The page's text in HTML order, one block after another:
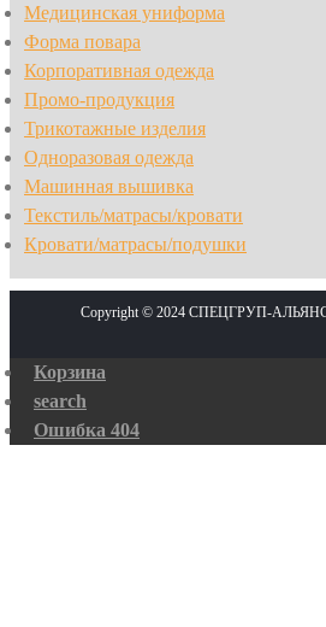
Медицинская униформа
Форма повара
Корпоративная одежда
Промо-продукция
Трикотажные изделия
Одноразовая одежда
Машинная вышивка
Текстиль/матрасы/кровати
Кровати/матрасы/подушки
Copyright © 2024 СПЕЦГРУП-АЛЬЯНС
Корзина
search
Ошибка 404